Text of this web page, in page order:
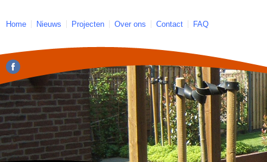
Home Nieuws Projecten Over ons Contact FAQ